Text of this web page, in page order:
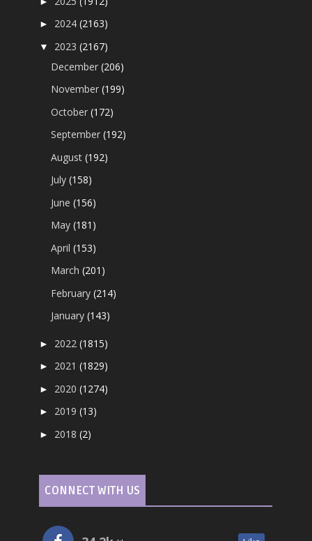
► 2024(2163)
▼ 2023(2167)
December(206)
November(199)
October(172)
September(192)
August(192)
July(158)
June(156)
May(181)
April(153)
March(201)
February(214)
January(143)
► 2022(1815)
► 2021(1829)
► 2020(1274)
► 2019(13)
► 2018(2)
CONNECT WITH US